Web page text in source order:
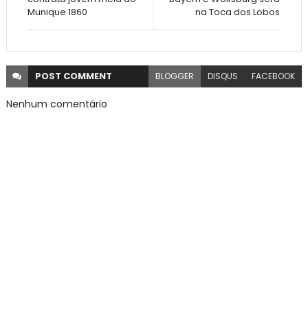
na Toca dos Lobos
Munique 1860
POST COMMENT BLOGGER DISQUS FACEBOOK
Nenhum comentário